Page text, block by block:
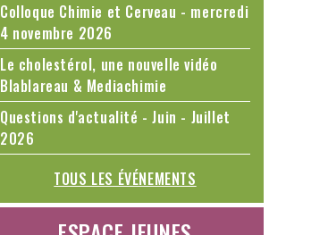
Colloque Chimie et Cerveau - mercredi
4 novembre 2026
Le cholestérol, une nouvelle vidéo
Blablareau & Mediachimie
Questions d'actualité - Juin - Juillet
2026
TOUS LES ÉVÉNEMENTS